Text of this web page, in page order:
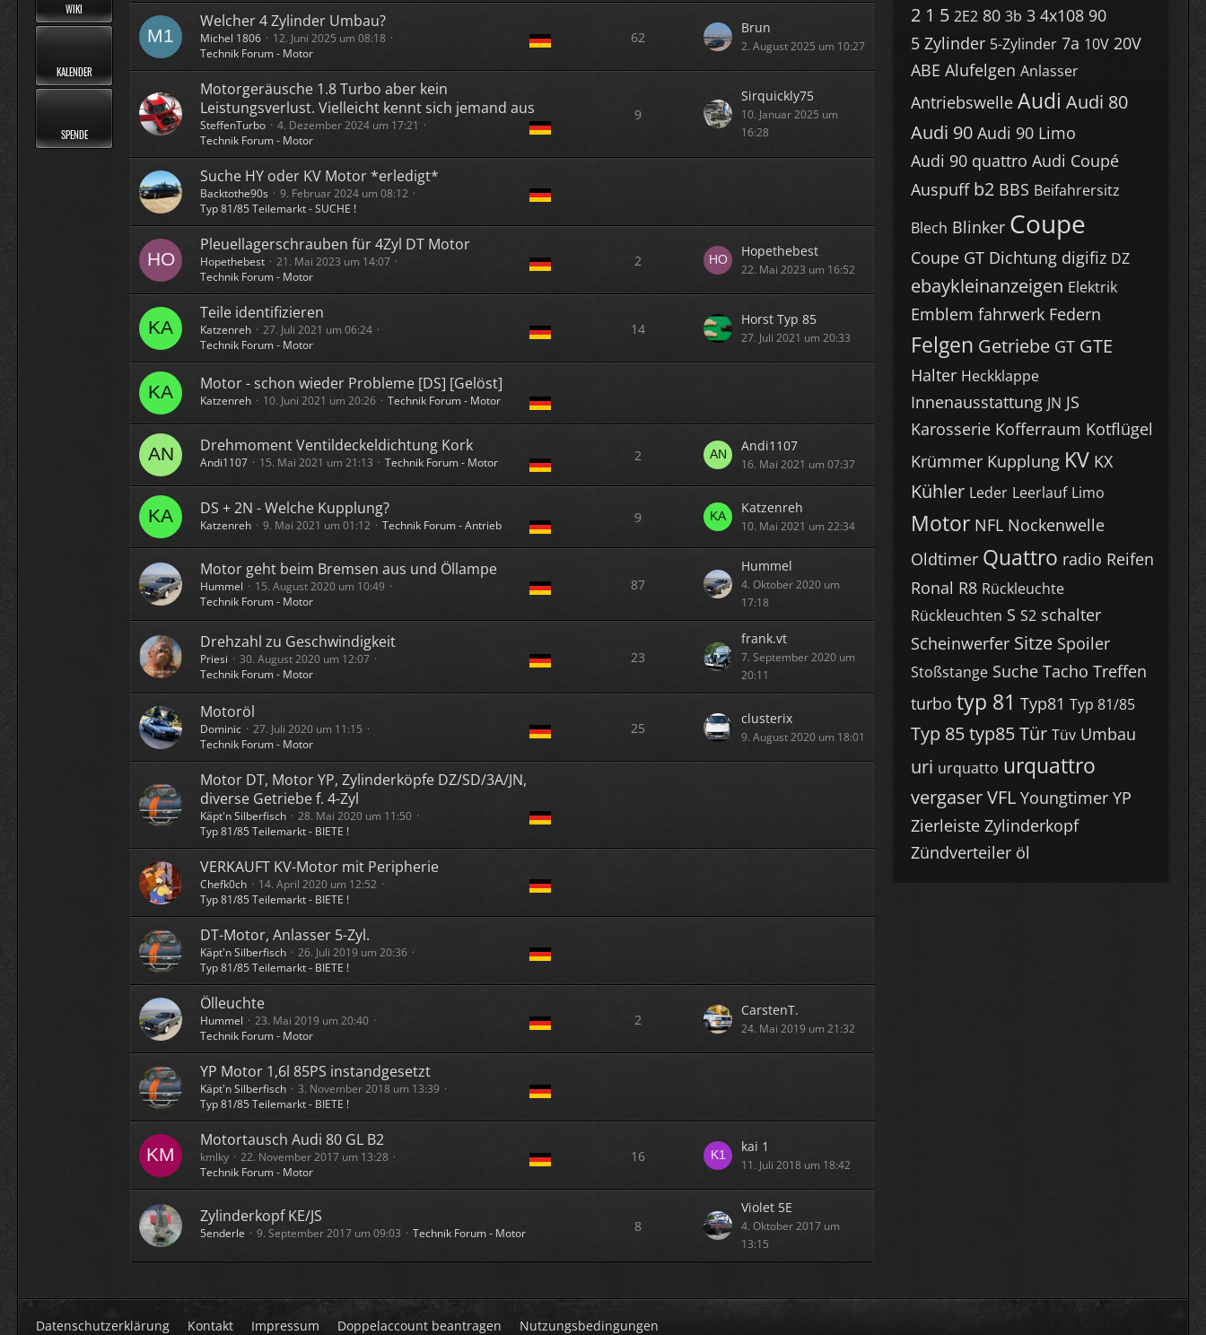
WIKI
KALENDER
SPENDE
Welcher 4 Zylinder Umbau?
Michel 1806
12. Juni 2025 um 08:18
Technik Forum - Motor
62
Brun
2. August 2025 um 10:27
Motorgeräusche 1.8 Turbo aber kein
Leistungsverlust. Vielleicht kennt sich jemand aus
SteffenTurbo
4. Dezember 2024 um 17:21
Technik Forum - Motor
9
Sirquickly75
10. Januar 2025 um
16:28
Suche HY oder KV Motor *erledigt*
Backtothe90s
9. Februar 2024 um 08:12
Typ 81/85 Teilemarkt - SUCHE !
Pleuellagerschrauben für 4Zyl DT Motor
Hopethebest
21. Mai 2023 um 14:07
Technik Forum - Motor
2
Hopethebest
22. Mai 2023 um 16:52
Teile identifizieren
Katzenreh
27. Juli 2021 um 06:24
Technik Forum - Motor
14
Horst Typ 85
27. Juli 2021 um 20:33
Motor - schon wieder Probleme [DS] [Gelöst]
Katzenreh 10. Juni 2021 um 20:26 Technik Forum - Motor
Drehmoment Ventildeckeldichtung Kork
Andi1107 15. Mai 2021 um 21:13 Technik Forum - Motor 2
Andi1107
16. Mai 2021 um 07:37
DS + 2N - Welche Kupplung?
Katzenreh 9. Mai 2021 um 01:12 Technik Forum - Antrieb 9
Katzenreh
10. Mai 2021 um 22:34
Motor geht beim Bremsen aus und Öllampe
Hummel
15. August 2020 um 10:49
Technik Forum - Motor
87
Hummel
4. Oktober 2020 um
17:18
Drehzahl zu Geschwindigkeit
Priesi
30. August 2020 um 12:07
Technik Forum - Motor
23
frank.vt
7. September 2020 um
20:11
Motoröl
Dominic
27. Juli 2020 um 11:15
Technik Forum - Motor
25
clusterix
9. August 2020 um 18:01
Motor DT, Motor YP, Zylinderköpfe DZ/SD/3A/JN,
diverse Getriebe f. 4-Zyl
Käpt'n Silberfisch
28. Mai 2020 um 11:50
Typ 81/85 Teilemarkt - BIETE !
VERKAUFT KV-Motor mit Peripherie
Chefk0ch
14. April 2020 um 12:52
Typ 81/85 Teilemarkt - BIETE !
DT-Motor, Anlasser 5-Zyl.
Käpt'n Silberfisch
26. Juli 2019 um 20:36
Typ 81/85 Teilemarkt - BIETE !
Ölleuchte
Hummel
23. Mai 2019 um 20:40
Technik Forum - Motor
2
CarstenT.
24. Mai 2019 um 21:32
YP Motor 1,6l 85PS instandgesetzt
Käpt'n Silberfisch
3. November 2018 um 13:39
Typ 81/85 Teilemarkt - BIETE !
Motortausch Audi 80 GL B2
kmlky
22. November 2017 um 13:28
Technik Forum - Motor
16
kai 1
11. Juli 2018 um 18:42
Zylinderkopf KE/JS
5enderle 9. September 2017 um 09:03 Technik Forum - Motor 8
Violet 5E
4. Oktober 2017 um
13:15
2 1 5 2E2 80 3b 3 4x108 90
5 Zylinder 5-Zylinder 7a 10V 20V
ABE Alufelgen Anlasser
Antriebswelle Audi Audi 80
Audi 90 Audi 90 Limo
Audi 90 quattro Audi Coupé
Auspuff b2 BBS Beifahrersitz
Blech Blinker Coupe
Coupe GT Dichtung digifiz DZ
ebaykleinanzeigen Elektrik
Emblem fahrwerk Federn
Felgen Getriebe GT GTE
Halter Heckklappe
Innenausstattung JN JS
Karosserie Kofferraum Kotflügel
Krümmer Kupplung KV KX
Kühler Leder Leerlauf Limo
Motor NFL Nockenwelle
Oldtimer Quattro radio Reifen
Ronal R8 Rückleuchte
Rückleuchten S S2 schalter
Scheinwerfer Sitze Spoiler
Stoßstange Suche Tacho Treffen
turbo typ 81 Typ81 Typ 81/85
Typ 85typ85Tür Tüv Umbau
uri urquatto urquattro
vergaserVFL Youngtimer YP
Zierleiste Zylinderkopf
Zündverteiler öl
Datenschutzerklärung Kontakt Impressum Doppelaccount beantragen Nutzungsbedingungen